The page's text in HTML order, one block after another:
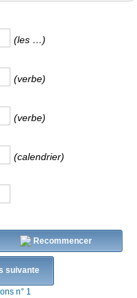
(les …)
(verbe)
(verbe)
(calendrier)
Recommencer
suivante
n° 1